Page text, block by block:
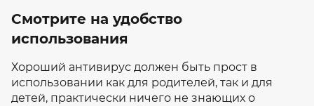
Смотрите на удобство
использования
Хороший антивирус должен быть прост в
использовании как для родителей, так и для
детей, практически ничего не знающих о